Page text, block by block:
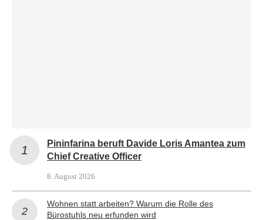
Pininfarina beruft Davide Loris Amantea zum
Chief Creative Officer
8. August 2026
Wohnen statt arbeiten? Warum die Rolle des
Bürostuhls neu erfunden wird